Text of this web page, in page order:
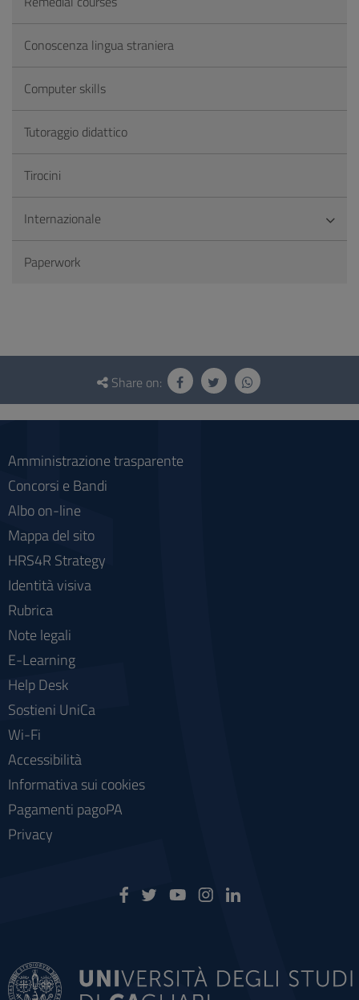
Conoscenza lingua straniera
Computer skills
Tutoraggio didattico
Tirocini
Internazionale
Paperwork
Questionnaire
social
Share on:
Amministrazione trasparente
Concorsi e Bandi
Albo on-line
Mappa del sito
HRS4R Strategy
Identità visiva
Rubrica
Note legali
E-Learning
Help Desk
Sostieni UniCa
Wi-Fi
Accessibilità
Informativa sui cookies
Pagamenti pagoPA
Privacy